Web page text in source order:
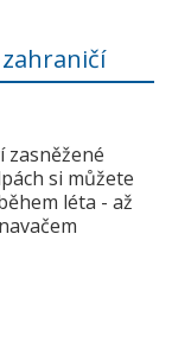
zasněžené
si můžete
léta - až